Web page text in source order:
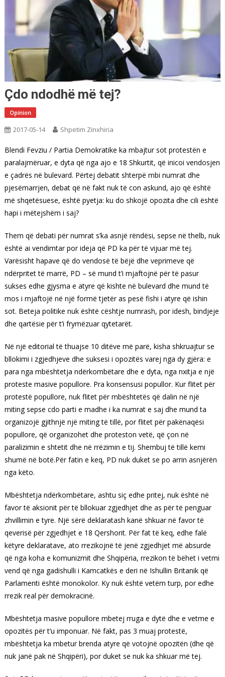
Çdo ndodhë më tej?
Opinion
2017-05-14 Shpetim Zinxhiria
Blendi Fevziu / Partia Demokratike ka mbajtur sot protestën e
paralajmëruar, e dyta që nga ajo e 18 Shkurtit, që inicoi vendosjen
e çadrës në bulevard. Përtej debatit shterpë mbi numrat dhe
pjesëmarrjen, debat që në fakt nuk të con askund, ajo që është
më shqetësuese, është pyetja: ku do shkojë opozita dhe cili është
hapi i mëtejshëm i saj?
Them që debati për numrat s’ka asnjë rëndësi, sepse në thelb, nuk
është ai vendimtar por ideja që PD ka për të vijuar më tej.
Varësisht hapave që do vendosë të bëjë dhe veprimeve që
ndërpritet të marrë, PD – së mund t’i mjaftojnë për të pasur
sukses edhe gjysma e atyre që kishte në bulevard dhe mund të
mos i mjaftojë në një formë tjetër as pesë fishi i atyre që ishin
sot. Beteja politike nuk është cështje numrash, por idesh, bindjeje
dhe qartësie për t’i frymëzuar qytetarët.
Në një editorial të thuajse 10 ditëve më parë, kisha shkruajtur se
bllokimi i zgjedhjeve dhe suksesi i opozitës varej nga dy gjëra: e
para nga mbështetja ndërkombëtare dhe e dyta, nga nxitja e një
proteste masive popullore. Pra konsensusi popullor. Kur flitet për
protestë popullore, nuk flitet për mbështetës që dalin në një
miting sepse cdo parti e madhe i ka numrat e saj dhe mund ta
organizojë gjithnjë një miting të tillë, por flitet për pakënaqësi
popullore, që organizohet dhe proteston vetë, që çon në
paralizimin e shtetit dhe në rrëzimin e tij. Shembuj të tillë kemi
shumë në botë.Për fatin e keq, PD nuk duket se po arrin asnjërën
nga këto.
Mbështetja ndërkombëtare, ashtu siç edhe pritej, nuk është në
favor të aksionit për të bllokuar zgjedhjet dhe as për të penguar
zhvillimin e tyre. Një sërë deklaratash kanë shkuar në favor të
qeverisë për zgjedhjet e 18 Qershorit. Për fat të keq, edhe falë
këtyre deklaratave, ato rrezikojnë të jenë zgjedhjet më absurde
që nga koha e komunizmit dhe Shqipëria, rrezikon të bëhet i vetmi
vend që nga gadishulli i Kamcatkës e deri në Ishullin Britanik që
Parlamenti është monokolor. Ky nuk është vetëm turp, por edhe
rrezik real për demokracinë.
Mbështetja masive popullore mbetej rruga e dytë dhe e vetme e
opozitës për t’u imponuar. Në fakt, pas 3 muaj protestë,
mbështetja ka mbetur brenda atyre që votojnë opozitën (dhe që
nuk janë pak në Shqipëri), por duket se nuk ka shkuar më tej.